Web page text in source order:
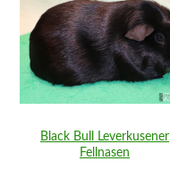
Black Bull Leverkusener
Fellnasen